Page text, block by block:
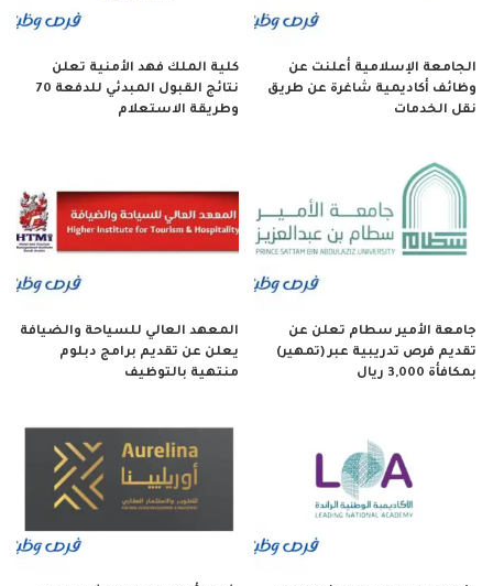
الجامعة الإسلامية أعلنت عن
وظائف أكاديمية شاغرة عن طريق
نقل الخدمات
كلية الملك فهد الأمنية تعلن
نتائج القبول المبدئي للدفعة 70
وطريقة الاستعلام
جامعة الأمير سطام تعلن عن
تقديم فرص تدريبية عبر (تمهير)
بمكافأة 3,000 ريال
المعهد العالي للسياحة والضيافة
يعلن عن تقديم برامج دبلوم
منتهية بالتوظيف